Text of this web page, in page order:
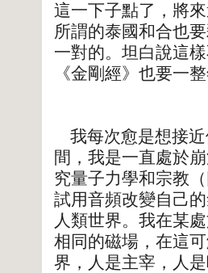
這一下子點了，將
所謂的泰國和合也
一對的。坦白說這
《金剛經》也要一
我每次愈是想接
間，我是一直處於
究量子力學和宗教
試用音頻改變自己
人類世界。我在某
相同的磁場，在這
界，人是主宰，人